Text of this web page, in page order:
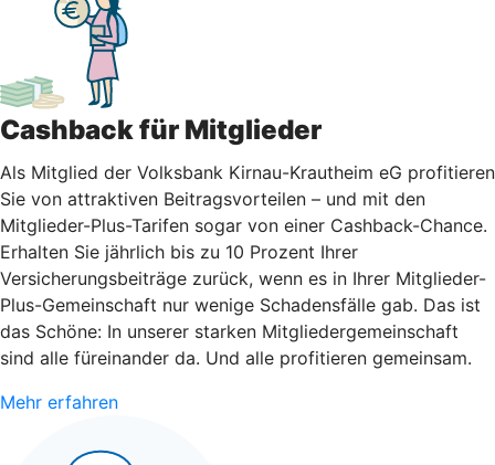
Cashback für Mitglieder
Als Mitglied der Volksbank Kirnau-Krautheim eG profitieren
Sie von attraktiven Beitragsvorteilen – und mit den
Mitglieder-Plus-Tarifen sogar von einer Cashback-Chance.
Erhalten Sie jährlich bis zu 10 Prozent Ihrer
Versicherungsbeiträge zurück, wenn es in Ihrer Mitglieder-
Plus-Gemeinschaft nur wenige Schadensfälle gab. Das ist
das Schöne: In unserer starken Mitgliedergemeinschaft
sind alle füreinander da. Und alle profitieren gemeinsam.
Mehr erfahren